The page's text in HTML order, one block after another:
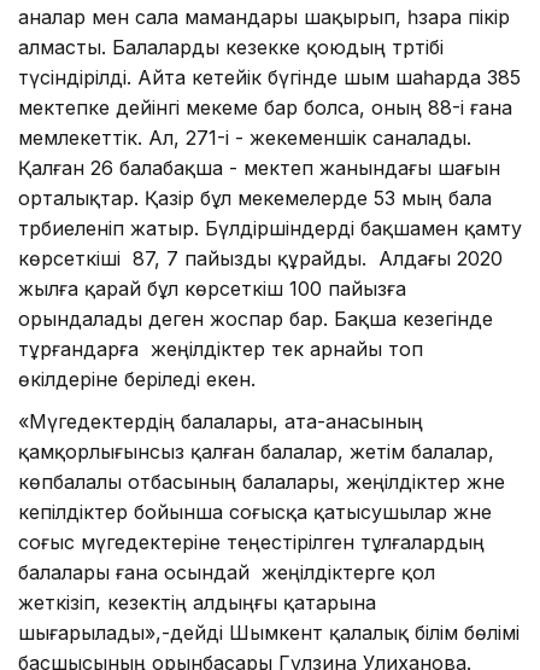
аналар мен сала мамандары шақырып, һзара пікір
алмасты. Балаларды кезекке қоюдың тәртібі
түсіндірілді. Айта кетейік бүгінде шым шаһарда 385
мектепке дейінгі мекеме бар болса, оның 88-і ғана
мемлекеттік. Ал, 271-і - жекеменшік саналады.
Қалған 26 балабақша - мектеп жанындағы шағын
орталықтар. Қазір бұл мекемелерде 53 мың бала
тәрбиеленіп жатыр. Бүлдіршіндерді бақшамен қамту
көрсеткіші 87, 7 пайызды құрайды. Алдағы 2020
жылға қарай бұл көрсеткіш 100 пайызға
орындалады деген жоспар бар. Бақша кезегінде
тұрғандарға жеңілдіктер тек арнайы топ
өкілдеріне беріледі екен.
«Мүгедектердің балалары, ата-анасының
қамқорлығынсыз қалған балалар, жетім балалар,
көпбалалы отбасының балалары, жеңілдіктер және
кепілдіктер бойынша соғысқа қатысушылар және
соғыс мүгедектеріне теңестірілген тұлғалардың
балалары ғана осындай жеңілдіктерге қол
жеткізіп, кезектің алдыңғы қатарына
шығарылады»,-дейді Шымкент қалалық білім бөлімі
басшысының орынбасары Гүлзина Уәлиханова.